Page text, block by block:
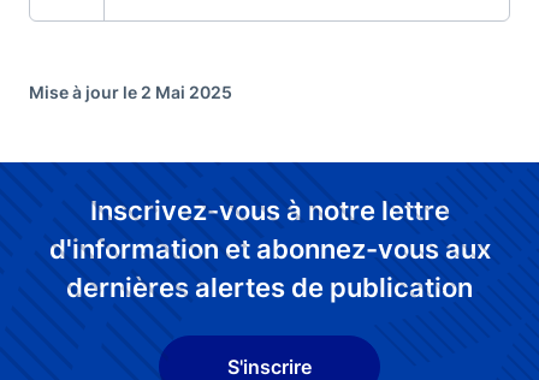
Mise à jour le 2 Mai 2025
Inscrivez-vous à notre lettre
d'information et abonnez-vous aux
dernières alertes de publication
S'inscrire